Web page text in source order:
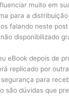
muito em
para a distribuição
falando neste
disponibilizado
eBook depois de
replicado por
para
são dúvidas que